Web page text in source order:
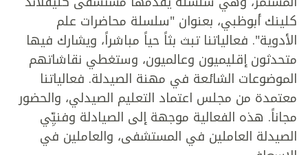
كلينك أبوظبي، بعنوان "سلسلة محاضرات علم
الأدوية". فعالياتنا تبث بثاً حياً مباشراً، ويشارك فيها
متحدثون إقليميون وعالميون، وستغطي نقاشاتهم
الموضوعات الشائعة في مهنة الصيدلة. فعالياتنا
معتمدة من مجلس اعتماد التعليم الصيدلي، والحضور
مجاناً. هذه الفعالية موجهة إلى الصيادلة وفنيِّي
الصيدلة العاملين في المستشفى، والعاملين في